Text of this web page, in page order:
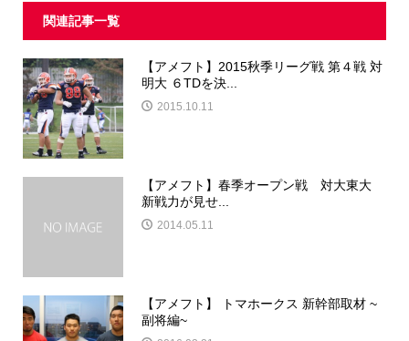
関連記事一覧
【アメフト】2015秋季リーグ戦 第４戦 対
明大 ６TDを決...
2015.10.11
【アメフト】春季オープン戦 対大東大
新戦力が見せ...
2014.05.11
【アメフト】 トマホークス 新幹部取材 ~
副将編~